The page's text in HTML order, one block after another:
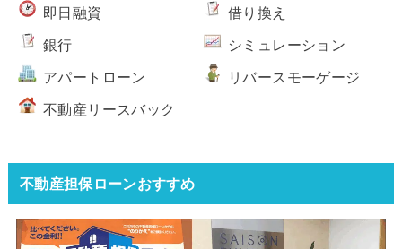
即日融資 借り換え
銀行 シミュレーション
アパートローン リバースモーゲージ
不動産リースバック
不動産担保ローンおすすめ